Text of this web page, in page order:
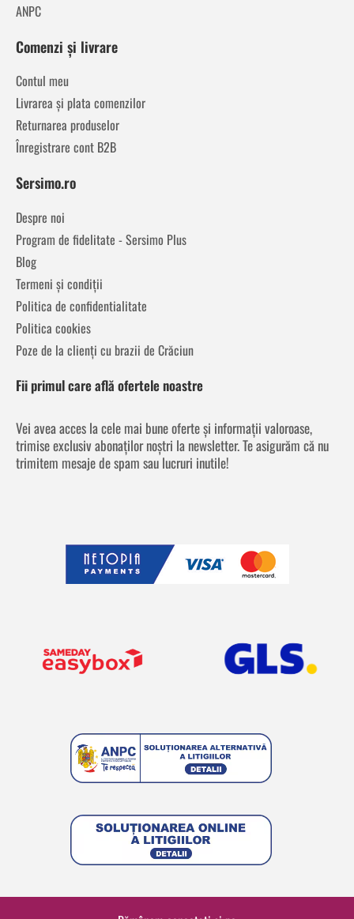
ANPC
Comenzi și livrare
Contul meu
Livrarea și plata comenzilor
Returnarea produselor
Înregistrare cont B2B
Sersimo.ro
Despre noi
Program de fidelitate - Sersimo Plus
Blog
Termeni și condiții
Politica de confidentialitate
Politica cookies
Poze de la clienți cu brazii de Crăciun
Fii primul care află ofertele noastre
Vei avea acces la cele mai bune oferte și informații valoroase,
trimise exclusiv abonaților noștri la newsletter. Te asigurăm că nu
trimitem mesaje de spam sau lucruri inutile!